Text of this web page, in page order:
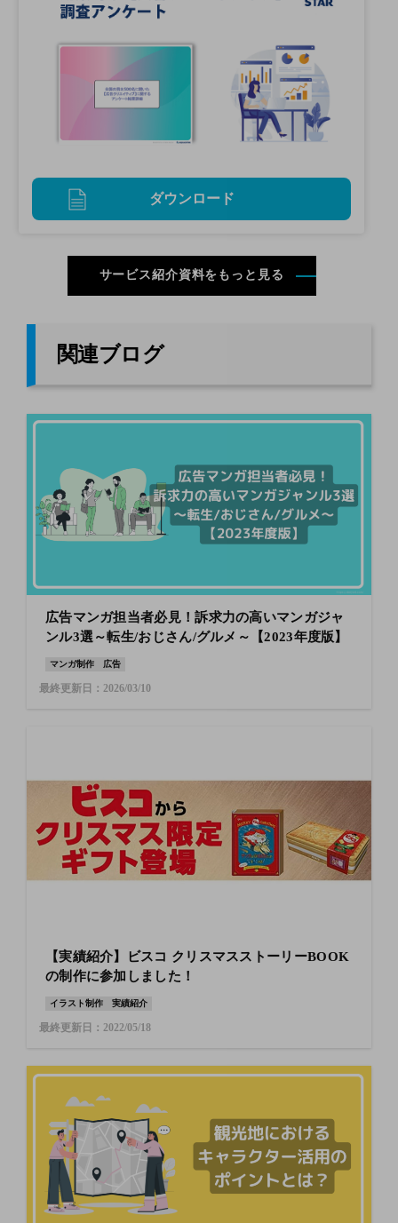
ダウンロード
サービス紹介資料をもっと見る
関連ブログ
広告マンガ担当者必見！訴求力の高いマンガジャ
ンル3選～転生/おじさん/グルメ～【2023年度版】
マンガ制作 広告
最終更新日：2026/03/10
【実績紹介】ビスコ クリスマスストーリーBOOK
の制作に参加しました！
イラスト制作 実績紹介
最終更新日：2022/05/18